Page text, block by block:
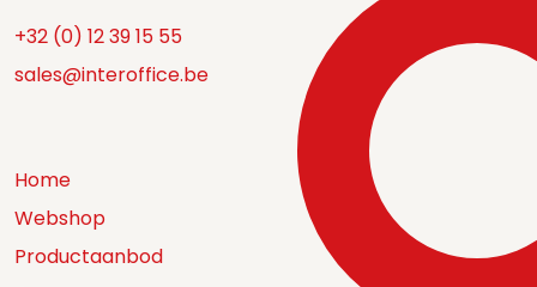
+32 (0) 12 39 15 55
sales@interoffice.be
Home
Webshop
Productaanbod